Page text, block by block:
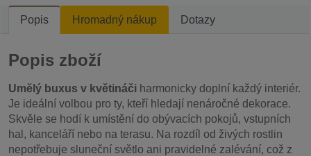
Popis Hromadný nákup Dotazy
Popis zboží
Umělý buxus v květináči harmonicky doplní každý interiér.
Je ideální volbou pro ty, kteří hledají nenáročné dekorace.
Skvěle se hodí k umístění do obývacích pokojů, vstupních
hal, kanceláří nebo na terasu. Na rozdíl od živých rostlin
nepotřebuje sluneční světlo ani pravidelné zalévání, což z